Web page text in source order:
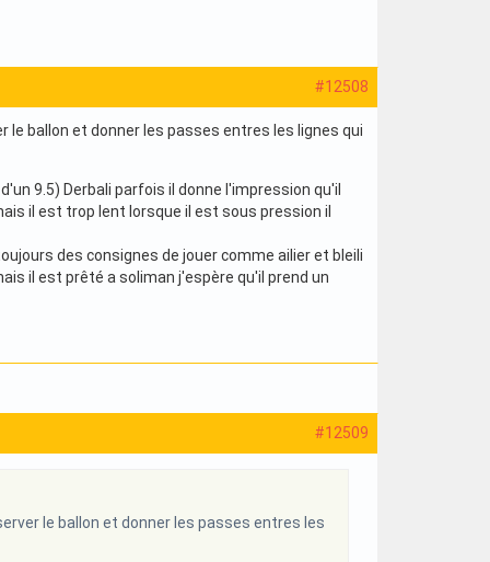
#12508
le ballon et donner les passes entres les lignes qui
9.5) Derbali parfois il donne l'impression qu'il
il est trop lent lorsque il est sous pression il
des consignes de jouer comme ailier et bleili
il est prêté a soliman j'espère qu'il prend un
#12509
le ballon et donner les passes entres les